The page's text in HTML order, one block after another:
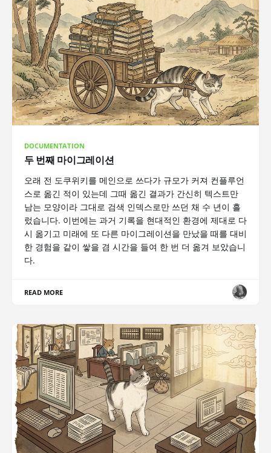
DOCUMENTATION
두 번째 마이그레이션
오래 전 도쿠위키를 메인으로 쓰다가 규모가 커져 컨플루언
스로 옮긴 적이 있는데 그때 옮긴 결과가 간신히 텍스트만
남는 모양이라 그대로 검색 인덱스로만 쓰던 채 수 년이 흘
렀습니다. 이번에는 과거 기록을 현대적인 환경에 제대로 다
시 옮기고 미래에 또 다른 마이그레이션을 만났을 때를 대비
한 경험을 같이 쌓을 겸 시간을 들여 한 번 더 옮겨 보았습니
다.
READ MORE